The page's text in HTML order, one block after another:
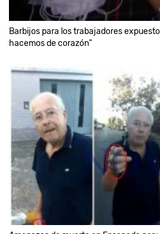
Barbijos para los trabajadores
hacemos de corazón"